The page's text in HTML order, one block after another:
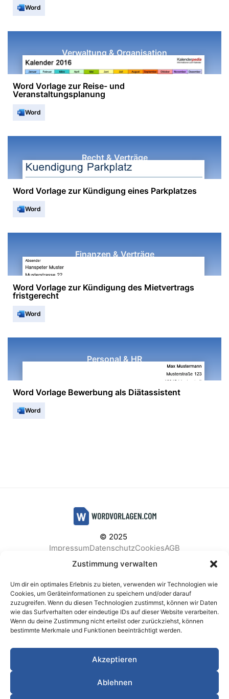
Zustimmung verwalten
Um dir ein optimales Erlebnis zu bieten, verwenden wir Technologien wie
Cookies, um Geräteinformationen zu speichern und/oder darauf
zuzugreifen. Wenn du diesen Technologien zustimmst, können wir Daten
wie das Surfverhalten oder eindeutige IDs auf dieser Website verarbeiten.
Wenn du deine Zustimmung nicht erteilst oder zurückziehst, können
bestimmte Merkmale und Funktionen beeinträchtigt werden.
Akzeptieren
Ablehnen
Word
Verwaltung & Organisation
Word Vorlage zur Reise- und
Veranstaltungsplanung
Word
Recht & Verträge
Word Vorlage zur Kündigung eines Parkplatzes
Word
Finanzen & Verträge
Word Vorlage zur Kündigung des Mietvertrags
fristgerecht
Word
Personal & HR
Word Vorlage Bewerbung als Diätassistent
Word
© 2025
ImpressumDatenschutzCookiesAGB
Facebook
Instagram
BELIEBTE KATEGORIEN
Berichte & Analysen Business
Einkauf & Beschaffung
Gesundheit & Vorsorge